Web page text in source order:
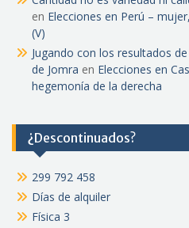
en Elecciones en Perú –
(V)
Jugando con los resultados
de Jomra en Elecciones en
hegemonía de la derecha
¿Descontinuados?
299 792 458
Días de alquiler
Física 3